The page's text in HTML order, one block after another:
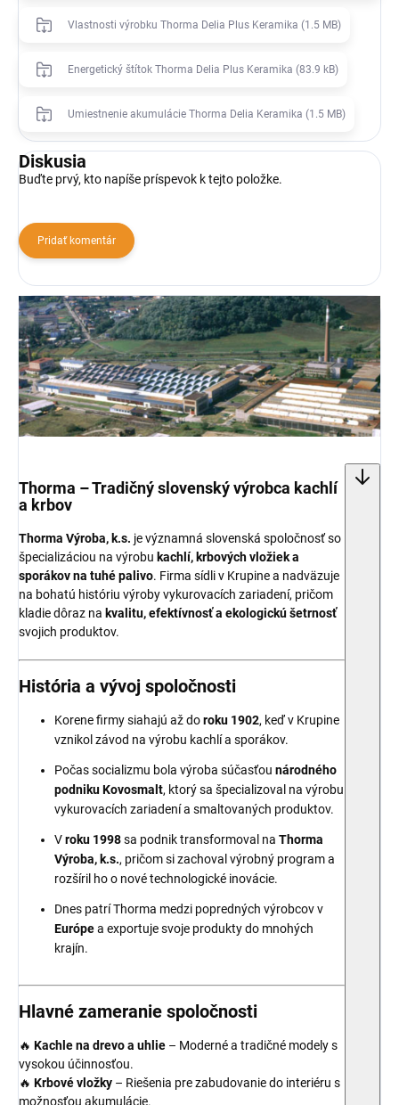
Vlastnosti výrobku Thorma Delia Plus Keramika (1.5 MB)
Energetický štítok Thorma Delia Plus Keramika (83.9 kB)
Umiestnenie akumulácie Thorma Delia Keramika (1.5 MB)
Diskusia
Buďte prvý, kto napíše príspevok k tejto položke.
Pridať komentár
Thorma – Tradičný slovenský výrobca kachlí
a krbov
Thorma Výroba, k.s. je významná slovenská spoločnosť so
špecializáciou na výrobu kachlí, krbových vložiek a
sporákov na tuhé palivo. Firma sídli v Krupine a nadväzuje
na bohatú históriu výroby vykurovacích zariadení, pričom
kladie dôraz na kvalitu, efektívnosť a ekologickú šetrnosť
svojich produktov.
História a vývoj spoločnosti
Korene firmy siahajú až doroku 1902, keď v Krupine
vznikol závod na výrobu kachlí a sporákov.
Počas socializmu bola výroba súčasťou národného
podniku Kovosmalt, ktorý sa špecializoval na výrobu
vykurovacích zariadení a smaltovaných produktov.
Vroku 1998sa podnik transformoval na Thorma
Výroba, k.s., pričom si zachoval výrobný program a
rozšíril ho o nové technologické inovácie.
Dnes patrí Thorma medzi popredných výrobcov v
Európea exportuje svoje produkty do mnohých
krajín.
Hlavné zameranie spoločnosti
🔥 Kachle na drevo a uhlie – Moderné a tradičné modely s
vysokou účinnosťou.
🔥 Krbové vložky – Riešenia pre zabudovanie do interiéru s
možnosťou akumulácie.